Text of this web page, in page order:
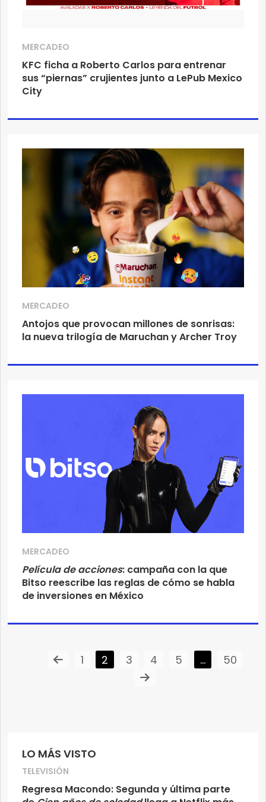
LO MÁS VISTO
TELEVISIÓN
Regresa Macondo: Segunda y última parte
MERCADEO
KFC ficha a Roberto Carlos para entrenar
sus “piernas” crujientes junto a LePub Mexico
City
MERCADEO
Antojos que provocan millones de sonrisas:
la nueva trilogía de Maruchan y Archer Troy
MERCADEO
Película de acciones: campaña con la que
Bitso reescribe las reglas de cómo se habla
de inversiones en México
1 2 3 4 5 … 50